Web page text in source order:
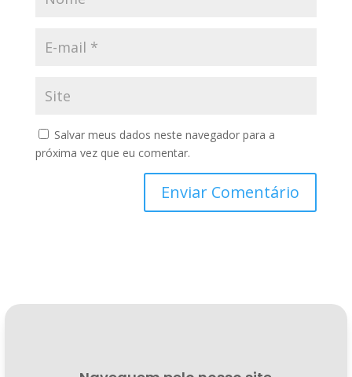
Salvar meus dados neste navegador para a
próxima vez que eu comentar.